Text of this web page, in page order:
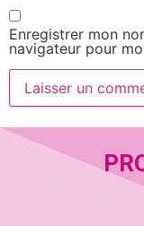
Enregistrer mon
navigateur pour